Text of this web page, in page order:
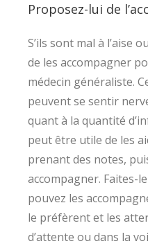
Proposez-lui de
S’ils sont mal à l’aise
de les accompagner
médecin généraliste.
peuvent se sentir
quant à la quantité
peut être utile de les
prenant des notes,
accompagner. Faites-
pouvez les
le préfèrent et les
d’attente ou dans la